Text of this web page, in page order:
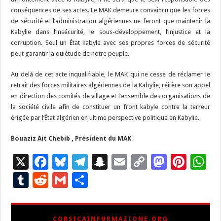
conséquences de ses actes. Le MAK demeure convaincu que les forces
de sécurité et l’administration algériennes ne feront que maintenir la
Kabylie dans l’insécurité, le sous-développement, l’injustice et la
corruption. Seul un État kabyle avec ses propres forces de sécurité
peut garantir la quiétude de notre peuple.
Au delà de cet acte inqualifiable, le MAK qui ne cesse de réclamer le
retrait des forces militaires algériennes de la Kabylie, réitère son appel
en direction des comités de village et l’ensemble des organisations de
la société civile afin de constituer un front kabyle contre la terreur
érigée par l’État algérien en ultime perspective politique en Kabylie.
Bouaziz Ait Chebib , Président du MAK
X
F
ac
e
b
Bl
u
es
ky
T
gr
S
p
E
l
C
y
M
d
Pi
es
T
R
d
G
ai ta
CORSICAINFURMAZIONE.ORG